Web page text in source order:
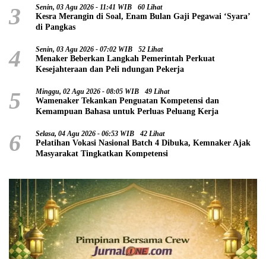
3 Senin, 03 Agu 2026 - 11:41 WIB 60 Lihat
Kesra Merangin di Soal, Enam Bulan Gaji Pegawai ‘Syara’
di Pangkas
4 Senin, 03 Agu 2026 - 07:02 WIB 52 Lihat
Menaker Beberkan Langkah Pemerintah Perkuat
Kesejahteraan dan Peli ndungan Pekerja
5 Minggu, 02 Agu 2026 - 08:05 WIB 49 Lihat
Wamenaker Tekankan Penguatan Kompetensi dan
Kemampuan Bahasa untuk Perluas Peluang Kerja
6 Selasa, 04 Agu 2026 - 06:53 WIB 42 Lihat
Pelatihan Vokasi Nasional Batch 4 Dibuka, Kemnaker Ajak
Masyarakat Tingkatkan Kompetensi